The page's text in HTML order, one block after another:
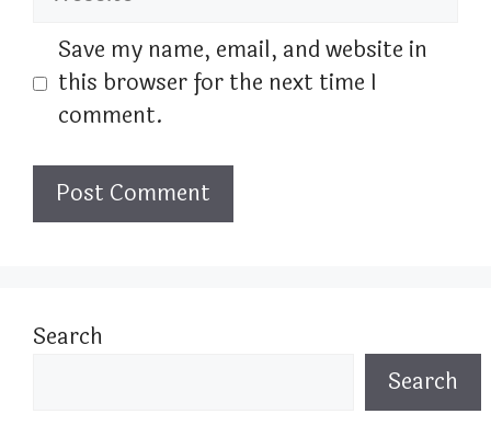
Save my name, email, and website in
this browser for the next time I
comment.
Search
Search